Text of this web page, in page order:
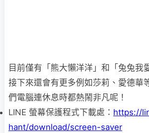
目前僅有「熊大懶洋洋」和「兔兔我
接下來還會有更多例如莎莉、愛德華
們電腦連休息時都熱鬧非凡呢！
LINE 螢幕保護程式下載處： https://
hant/download/screen-saver